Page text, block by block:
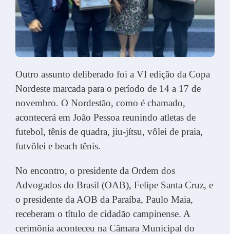
Outro assunto deliberado foi a VI edição da Copa
Nordeste marcada para o período de 14 a 17 de
novembro. O Nordestão, como é chamado,
acontecerá em João Pessoa reunindo atletas de
futebol, tênis de quadra, jiu-jítsu, vôlei de praia,
futvôlei e beach tênis.
No encontro, o presidente da Ordem dos
Advogados do Brasil (OAB), Felipe Santa Cruz, e
o presidente da AOB da Paraíba, Paulo Maia,
receberam o título de cidadão campinense. A
cerimônia aconteceu na Câmara Municipal do